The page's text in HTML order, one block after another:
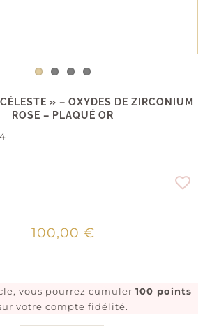
» – OXYDES DE ZIRCONIUM
ROSE – PLAQUÉ OR
100,00 €
vous pourrez cumuler 100 points
votre compte fidélité.